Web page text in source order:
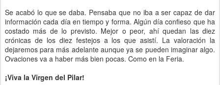
Se acabó lo que se daba. Pensaba que no iba a ser capaz de dar
información cada día en tiempo y forma. Algún día confieso que ha
costado más de lo previsto. Mejor o peor, ahí quedan las diez
crónicas de los diez festejos a los que asistí. La valoración la
dejaremos para más adelante aunque ya se pueden imaginar algo.
Ovaciones va a haber más bien pocas. Como en la Feria.
¡Viva la Virgen del Pilar!